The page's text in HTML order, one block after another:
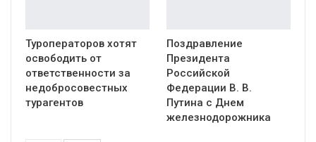
Туроператоров хотят
освободить от
ответственности за
недобросовестных
турагентов
Поздравление
Президента
Российской
Федерации В. В.
Путина с Днем
железнодорожника